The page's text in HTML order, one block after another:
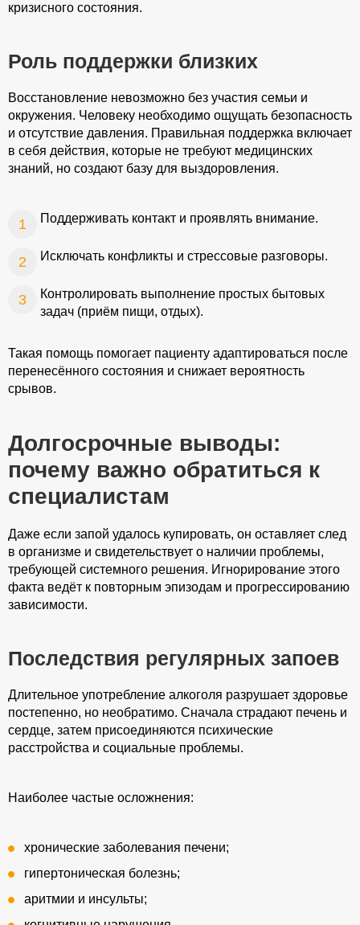
кризисного состояния.
Роль поддержки близких
Восстановление невозможно без участия семьи и
окружения. Человеку необходимо ощущать безопасность
и отсутствие давления. Правильная поддержка включает
в себя действия, которые не требуют медицинских
знаний, но создают базу для выздоровления.
Поддерживать контакт и проявлять внимание.
Исключать конфликты и стрессовые разговоры.
Контролировать выполнение простых бытовых
задач (приём пищи, отдых).
Такая помощь помогает пациенту адаптироваться после
перенесённого состояния и снижает вероятность
срывов.
Долгосрочные выводы:
почему важно обратиться к
специалистам
Даже если запой удалось купировать, он оставляет след
в организме и свидетельствует о наличии проблемы,
требующей системного решения. Игнорирование этого
факта ведёт к повторным эпизодам и прогрессированию
зависимости.
Последствия регулярных запоев
Длительное употребление алкоголя разрушает здоровье
постепенно, но необратимо. Сначала страдают печень и
сердце, затем присоединяются психические
расстройства и социальные проблемы.
Наиболее частые осложнения:
хронические заболевания печени;
гипертоническая болезнь;
аритмии и инсульты;